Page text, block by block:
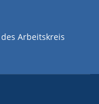
Arbeitskreis